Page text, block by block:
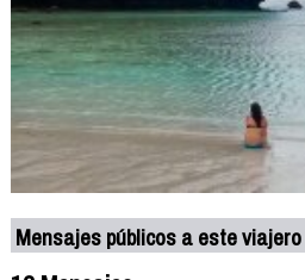
Mensajes públicos a este viajero